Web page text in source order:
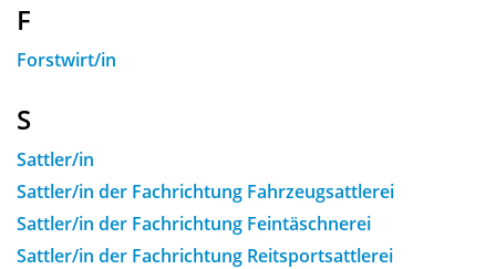
F
Forstwirt/in
S
Sattler/in
Sattler/in der Fachrichtung Fahrzeugsattlerei
Sattler/in der Fachrichtung Feintäschnerei
Sattler/in der Fachrichtung Reitsportsattlerei